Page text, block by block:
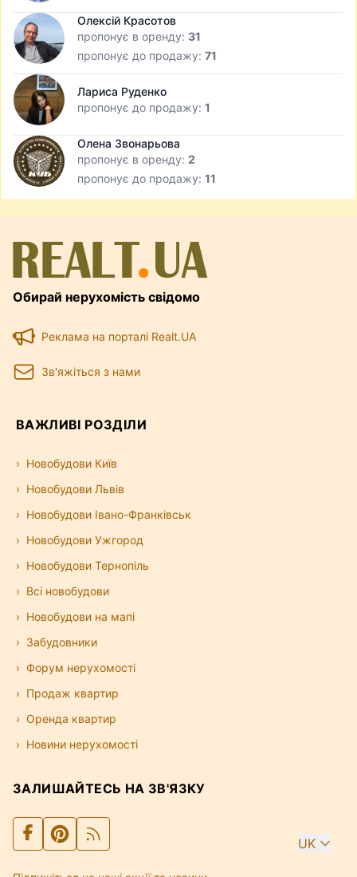
Олексій Красотов
пропонує в оренду: 31
пропонує до продажу: 71
Лариса Руденко
пропонує до продажу: 1
Олена Звонарьова
пропонує в оренду: 2
пропонує до продажу: 11
Обирай нерухомість свідомо
Реклама на порталі Realt.UA
Зв'яжіться з нами
ВАЖЛИВІ РОЗДІЛИ
Новобудови Київ
Новобудови Львів
Новобудови Івано-Франківськ
Новобудови Ужгород
Новобудови Тернопіль
Всі новобудови
Новобудови на мапі
Забудовники
Форум нерухомості
Продаж квартир
Оренда квартир
Новини нерухомості
ЗАЛИШАЙТЕСЬ НА ЗВ'ЯЗКУ
UK